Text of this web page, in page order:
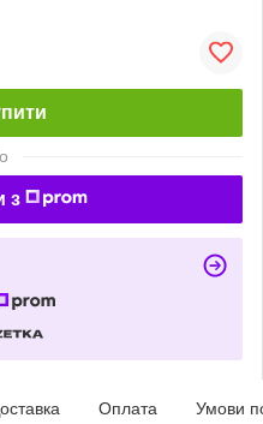
з
Оплата Умови